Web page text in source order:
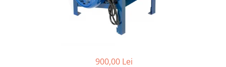
Tocator resturi vegetale
900,00 Lei